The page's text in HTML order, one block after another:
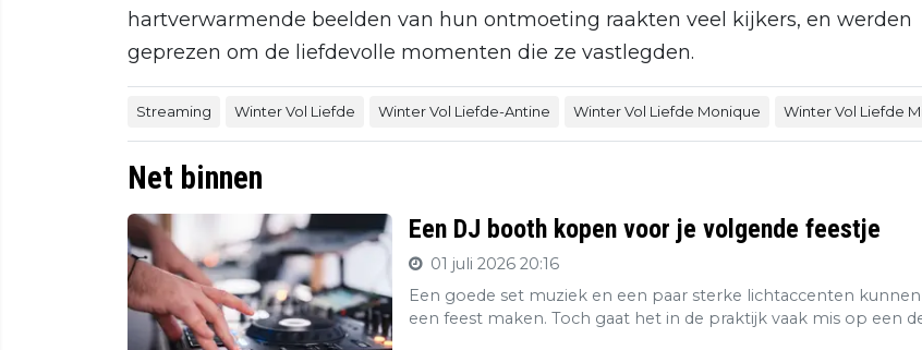
hartverwarmende beelden van hun ontmoeting raakten veel kijkers, en werden
geprezen om de liefdevolle momenten die ze vastlegden.
Streaming Winter Vol Liefde Winter Vol Liefde-Antine Winter Vol Liefde Monique Winter Vol Liefde
Net binnen
Een DJ booth kopen voor je volgende feestje
01 juli 2026 20:16
Een goede set muziek en een paar sterke lichtaccenten kunnen
een feest maken. Toch gaat het in de praktijk vaak mis op een